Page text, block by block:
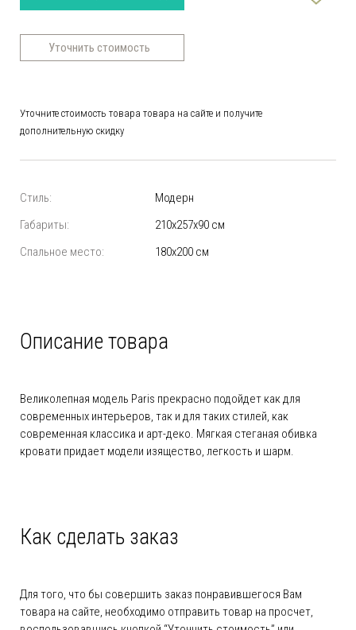
Уточнить стоимость
Уточните стоимость товара товара на сайте и получите
дополнительную скидку
Стиль:
Модерн
Габариты:
210х257х90 см
Спальное место:
180х200 см
Описание товара
Великолепная модель Paris прекрасно подойдет как для
современных интерьеров, так и для таких стилей, как
современная классика и арт-деко. Мягкая стеганая обивка
кровати придает модели изящество, легкость и шарм.
Как сделать заказ
Для того, что бы совершить заказ понравившегося Вам
товара на сайте, необходимо отправить товар на просчет,